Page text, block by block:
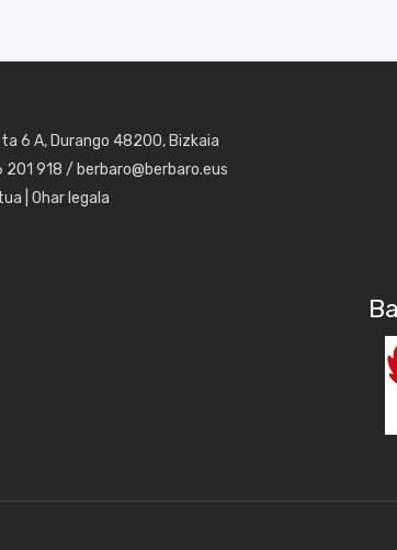
6 A, Durango 48200, Bizkaia
201 918 / berbaro@berbaro.eus
Ohar legala